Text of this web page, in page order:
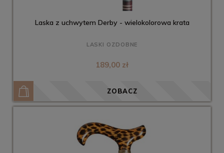
Laska z uchwytem Derby - wielokolorowa krata
LASKI OZDOBNE
189,00 zł
ZOBACZ